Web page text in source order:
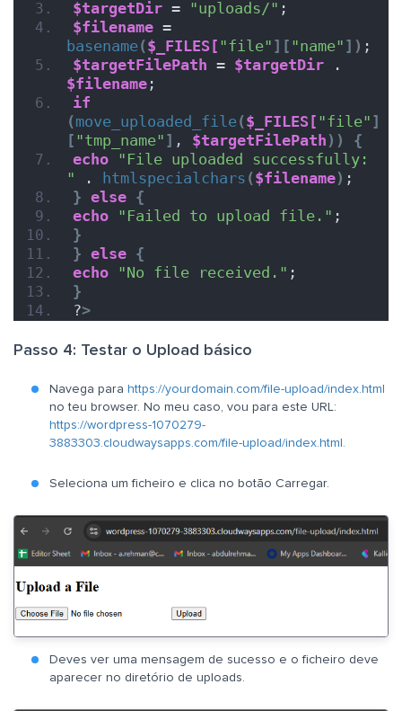
$targetDir = "uploads/" ;
$filename
basename($_FILES[ "file" ][ "name" ]) ;
$targetFilePath = $targetDir
$filename ;
if
(move_uploaded_file($_FILES[ "file" ]
[ "tmp_name" ] , $targetFilePath ))
{
echo "File uploaded successfully:
" . htmlspecialchars ($filename) ;
} else {
echo "Failed to upload file." ;
}
} else {
echo "No file received." ;
}
?>
Passo 4: Testar o Upload básico
Navega para https://yourdomain.com/file-upload/index.html
no teu browser. No meu caso, vou para este URL:
https://wordpress-1070279-
3883303.cloudwaysapps.com/file-upload/index.html.
Seleciona um ficheiro e clica no botão Carregar.
Deves ver uma mensagem de sucesso e o ficheiro deve
aparecer no diretório de uploads.